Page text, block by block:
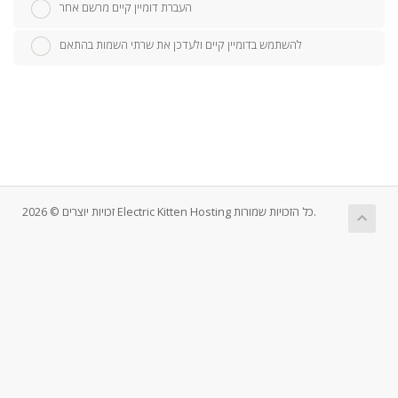
העברת דומיין קיים מרשם אחר
להשתמש בדומיין קיים ולעדכן את שרתי השמות בהתאם
זכויות יוצרים © 2026 Electric Kitten Hosting כל הזכויות שמורות.